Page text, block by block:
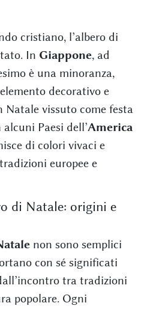
cristiano, l’albero di
In Giappone, ad
è una minoranza,
decorativo e
Natale vissuto come festa
Paesi dell’America
di colori vivaci e
europee e
di Natale: origini e
non sono semplici
con sé significati
tra tradizioni
popolare. Ogni